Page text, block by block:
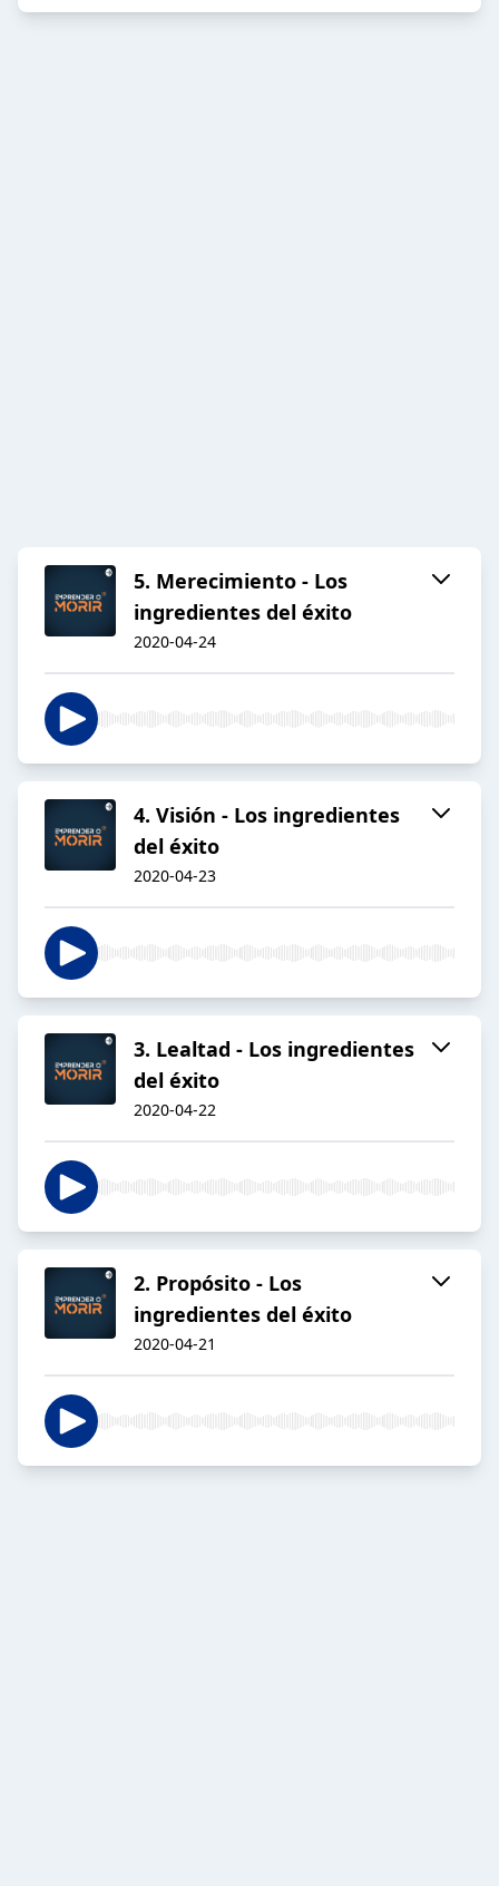
5. Merecimiento - Los
ingredientes del éxito
2020-04-24
4. Visión - Los ingredientes
del éxito
2020-04-23
3. Lealtad - Los ingredientes
del éxito
2020-04-22
2. Propósito - Los
ingredientes del éxito
2020-04-21